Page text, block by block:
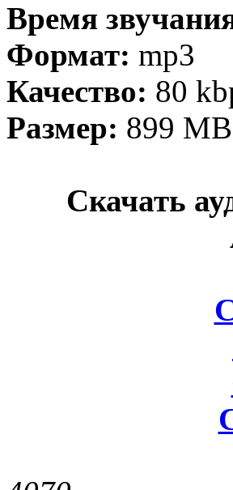
Время
Формат: mp3
Качество: 80
Размер: 899 MB
Скачать